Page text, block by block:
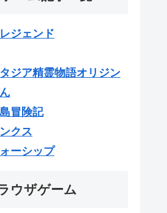
ジェンド
ジア精霊物語オリジン
冒険記
クス
ーシップ
ウザゲーム